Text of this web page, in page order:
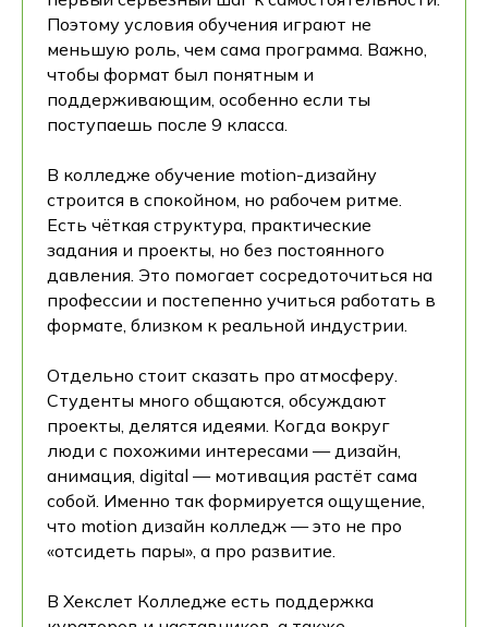
Поэтому условия обучения играют не
меньшую роль, чем сама программа. Важно,
чтобы формат был понятным и
поддерживающим, особенно если ты
поступаешь после 9 класса.
В колледже обучение motion-дизайну
строится в спокойном, но рабочем ритме.
Есть чёткая структура, практические
задания и проекты, но без постоянного
давления. Это помогает сосредоточиться на
профессии и постепенно учиться работать в
формате, близком к реальной индустрии.
Отдельно стоит сказать про атмосферу.
Студенты много общаются, обсуждают
проекты, делятся идеями. Когда вокруг
люди с похожими интересами — дизайн,
анимация, digital — мотивация растёт сама
собой. Именно так формируется ощущение,
что motion дизайн колледж — это не про
«отсидеть пары», а про развитие.
В Хекслет Колледже есть поддержка